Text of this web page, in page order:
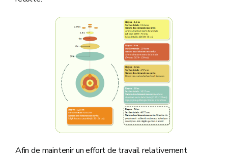
Afin de maintenir un effort de travail relativement